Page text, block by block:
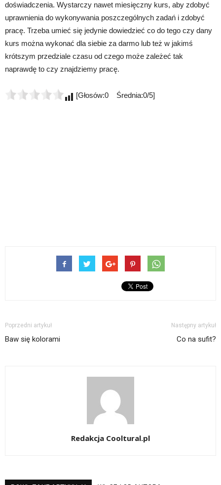
doświadczenia. Wystarczy nawet miesięczny kurs, aby zdobyć
uprawnienia do wykonywania poszczególnych zadań i zdobyć
pracę. Trzeba umieć się jedynie dowiedzieć co do tego czy dany
kurs można wykonać dla siebie za darmo lub też w jakimś
krótszym przedziale czasu od czego może zależeć tak
naprawdę to czy znajdziemy pracę.
[Głosów:0 Średnia:0/5]
Poprzedni artykuł
Baw się kolorami
Następny artykuł
Co na sufit?
Redakcja Cooltural.pl